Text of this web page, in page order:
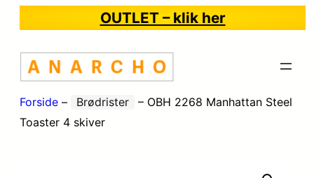
OUTLET – klik her
Forside – Brødrister – OBH 2268 Manhattan Steel
Toaster 4 skiver